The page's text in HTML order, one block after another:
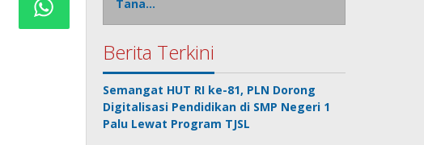
Tana…
Berita Terkini
Semangat HUT RI ke-81, PLN Dorong
Digitalisasi Pendidikan di SMP Negeri 1
Palu Lewat Program TJSL